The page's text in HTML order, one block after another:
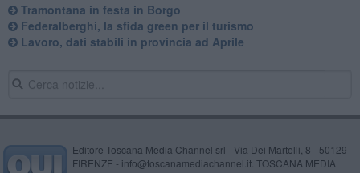
Tramontana in festa in Borgo
Federalberghi, la sfida green per il turismo
Lavoro, dati stabili in provincia ad Aprile
Editore Toscana Media Channel srl - Via Dei Martelli, 8 - 50129
FIRENZE - info@toscanamediachannel.it. TOSCANA MEDIA